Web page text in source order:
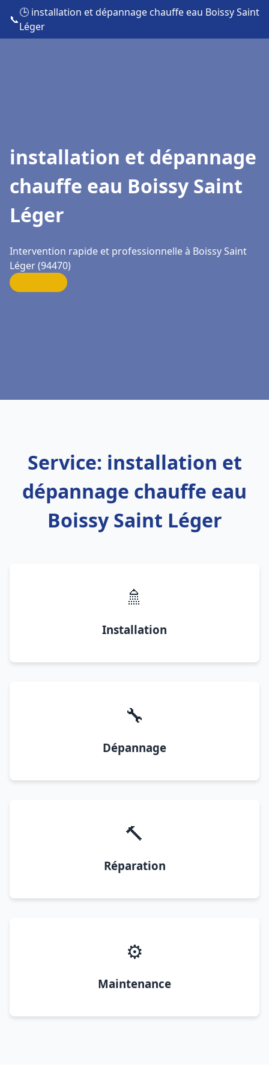
📞
🕒 installation et dépannage chauffe eau Boissy Saint
Léger
installation et dépannage
chauffe eau Boissy Saint
Léger
Intervention rapide et professionnelle à Boissy Saint
Léger (94470)
Service: installation et
dépannage chauffe eau
Boissy Saint Léger
🚿
Installation
🔧
Dépannage
🔨
Réparation
⚙️
Maintenance